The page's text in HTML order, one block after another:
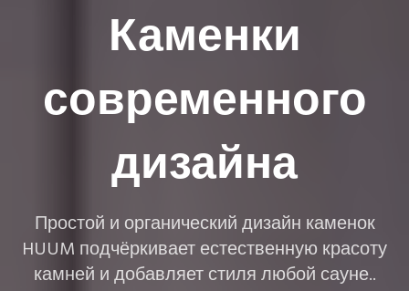
Каменки
современного
дизайна
Простой и органический дизайн каменок
HUUM подчёркивает естественную красоту
камней и добавляет стиля любой сауне..